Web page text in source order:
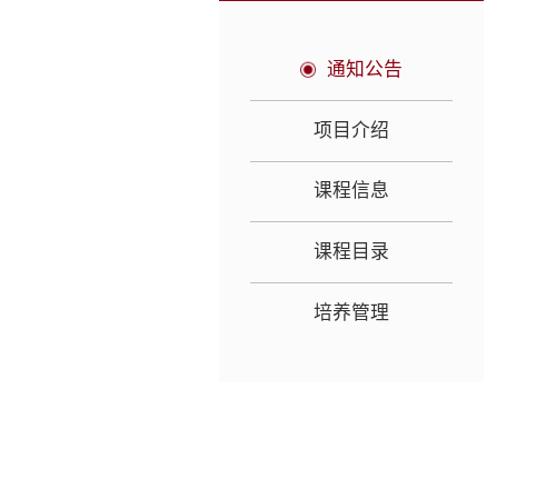
通知公告
项目介绍
课程信息
课程目录
培养管理